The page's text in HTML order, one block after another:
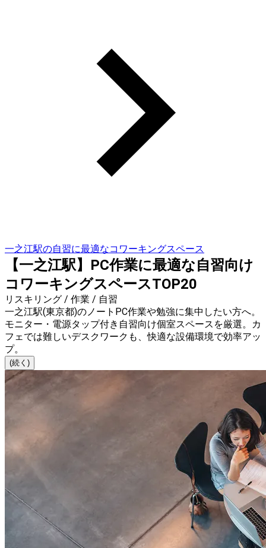
一之江駅の自習に最適なコワーキングスペース
【一之江駅】PC作業に最適な自習向け
コワーキングスペースTOP20
リスキリング / 作業 / 自習
一之江駅(東京都)のノートPC作業や勉強に集中したい方へ。
モニター・電源タップ付き自習向け個室スペースを厳選。カ
フェでは難しいデスクワークも、快適な設備環境で効率アッ
プ。
(続く)